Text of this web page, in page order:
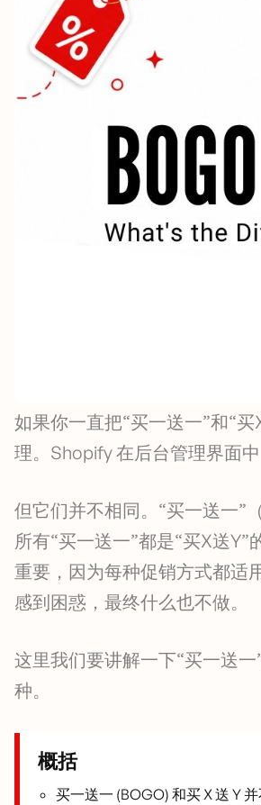
如果你一直把“买一送一”和“
理。Shopify 在后台管理界面
但它们并不相同。“买一送一”
所有“买一送一”都是“买X送
重要，因为每种促销方式都适
感到困惑，最终什么也不做。
这里我们要讲解一下“买一送
种。
概括
买一送一 (BOGO) 和买 X 送 Y